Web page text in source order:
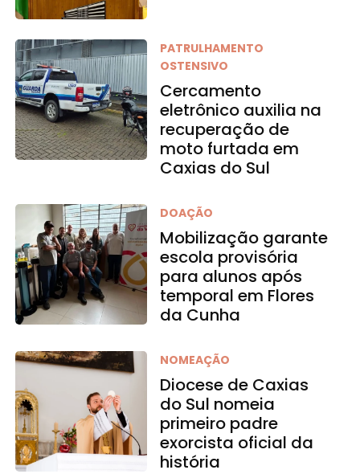
PATRULHAMENTO
OSTENSIVO
Cercamento
eletrônico auxilia na
recuperação de
moto furtada em
Caxias do Sul
DOAÇÃO
Mobilização garante
escola provisória
para alunos após
temporal em Flores
da Cunha
NOMEAÇÃO
Diocese de Caxias
do Sul nomeia
primeiro padre
exorcista oficial da
história